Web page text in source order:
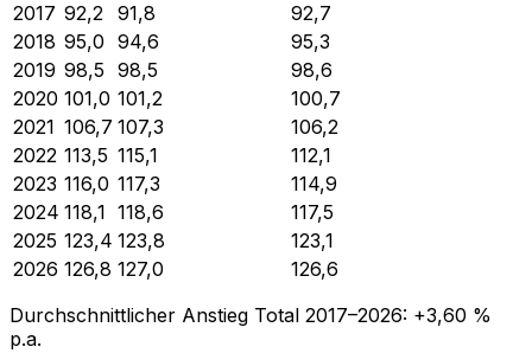
2017 92,2 91,8
92,7
2018 95,0 94,6
95,3
2019 98,5 98,5
98,6
2020 101,0 101,2
100,7
2021 106,7 107,3
106,2
2022 113,5 115,1
112,1
2023 116,0 117,3
114,9
2024 118,1 118,6
117,5
2025 123,4 123,8
123,1
2026 126,8 127,0
126,6
Durchschnittlicher Anstieg Total 2017–2026: +3,60 %
p.a.